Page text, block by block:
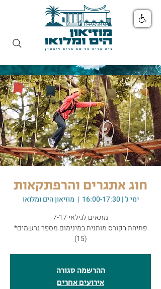
חוג אתגרים והרפתקאות
ימי ג' | 16:00-17:30
  |
מוזיאון הים ומלואו
מתאים לגילאי 7-17
*פתיחת הקורס מותנית במינימום מספר נרשמים
(15)
ההרשמה סגורה
אירועים אחרים